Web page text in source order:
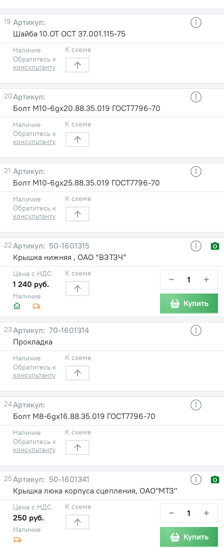
19
Шайба 10.ОТ ОСТ 37.001.115-75
Наличие
Обратитесь к
консультанту
К схеме
20
Болт М10-6gх20.88.35.019 ГОСТ7796-70
Наличие
Обратитесь к
консультанту
К схеме
21
Болт М10-6gх25.88.35.019 ГОСТ7796-70
Наличие
Обратитесь к
консультанту
К схеме
22
50-1601315
Крышка нижняя , ОАО “ВЗТЗЧ”
Наличие
Цена с НДС
1 240 руб.
К схеме − +
Купить
23
70-1601314
Прокладка
Наличие
Обратитесь к
консультанту
К схеме
24
Болт М8-6gх16.88.35.019 ГОСТ7796-70
Наличие
Обратитесь к
консультанту
К схеме
25
50-1601341
Крышка люка корпуса сцепления, ОАО"МТЗ"
Наличие
Цена с НДС
250 руб.
К схеме − +
Купить